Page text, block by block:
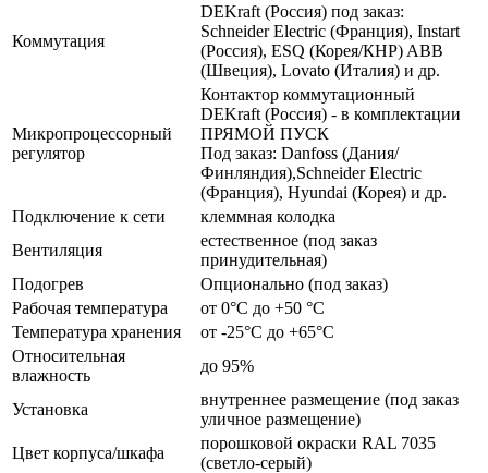
Коммутация
DEKraft (Россия) под заказ:
Schneider Electric (Франция), Instart
(Россия), ESQ (Корея/КНР) ABB
(Швеция), Lovato (Италия) и др.
Микропроцессорный
регулятор
Контактор коммутационный
DEKraft (Россия) - в комплектации
ПРЯМОЙ ПУСК
Под заказ: Danfoss (Дания/
Финляндия),Schneider Electric
(Франция), Hyundai (Корея) и др.
Подключение к сети
клеммная колодка
Вентиляция
естественное (под заказ
принудительная)
Подогрев
Опционально (под заказ)
Рабочая температура
от 0°C до +50 °C
Температура хранения
от -25°C до +65°C
Относительная
влажность
до 95%
Установка
внутреннее размещение (под заказ
уличное размещение)
Цвет корпуса/шкафа
порошковой окраски RAL 7035
(светло-серый)